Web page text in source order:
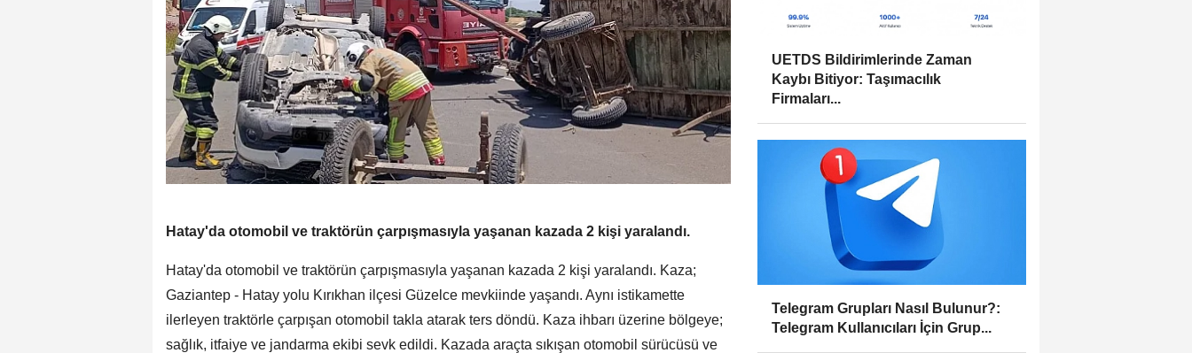
Hatay'da otomobil ve traktörün çarpışmasıyla yaşanan kazada 2 kişi yaralandı.
Hatay'da otomobil ve traktörün çarpışmasıyla yaşanan kazada 2 kişi yaralandı. Kaza;
Gaziantep - Hatay yolu Kırıkhan ilçesi Güzelce mevkiinde yaşandı. Aynı istikamette
ilerleyen traktörle çarpışan otomobil takla atarak ters döndü. Kaza ihbarı üzerine bölgeye;
sağlık, itfaiye ve jandarma ekibi sevk edildi. Kazada araçta sıkışan otomobil sürücüsü ve
UETDS Bildirimlerinde Zaman
Kaybı Bitiyor: Taşımacılık
Firmaları...
Telegram Grupları Nasıl Bulunur?:
Telegram Kullanıcıları İçin Grup...